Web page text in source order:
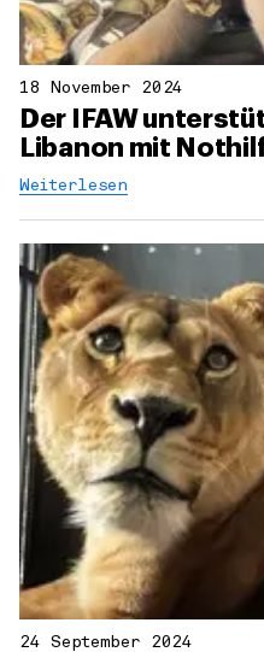
18 November 2024
Der IFAW
Libanon mit
Weiterlesen
24 September 2024